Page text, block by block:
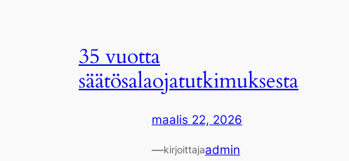
35 vuotta
säätösalaojatutkimuksesta
maalis 22, 2026
—kirjoittajaadmin